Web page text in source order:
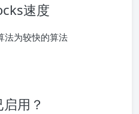
速度
法为较快的算法
用？